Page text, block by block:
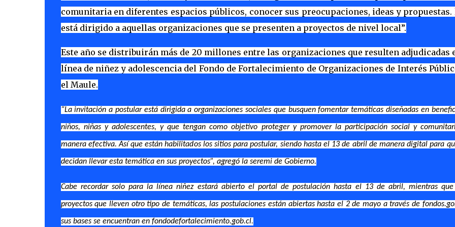
comunitaria en diferentes espacios públicos, conocer sus preocupaciones, ideas y propuestas.
está dirigido a aquellas organizaciones que se presenten a proyectos de nivel local”.
Este año se distribuirán más de 20 millones entre las organizaciones que resulten adjudicadas
línea de niñez y adolescencia del Fondo de Fortalecimiento de Organizaciones de Interés
el Maule.
“La invitación a postular está dirigida a organizaciones sociales que busquen fomentar temáticas diseñadas en
niños, niñas y adolescentes, y que tengan como objetivo proteger y promover la participación social y
manera efectiva. Así que están habilitados los sitios para postular, siendo hasta el 13 de abril de manera digital para
decidan llevar esta temática en sus proyectos”, agregó la seremi de Gobierno.
Cabe recordar solo para la línea niñez estará abierto el portal de postulación hasta el 13 de abril, mientras
proyectos que lleven otro tipo de temáticas, las postulaciones están abiertas hasta el 2 de mayo a través de
sus bases se encuentran en fondodefortalecimiento.gob.cl.